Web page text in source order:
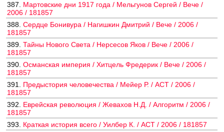
387. Мартовские дни 1917 года / Мельгунов Сергей / Вече /
2006 / 181857
388. Сердце Бонивура / Нагишкин Дмитрий / Вече / 2006 /
181857
389. Тайны Нового Света / Нерсесов Яков / Вече / 2006 /
181857
390. Османская империя / Хитцель Фредерик / Вече / 2006 /
181857
391. Предыстория человечества / Мейер Р. / АСТ / 2006 /
181857
392. Еврейская революция / Жевахов Н.Д. / Алгоритм / 2006 /
181857
393. Краткая история всего / Уилбер К. / АСТ / 2006 / 181857